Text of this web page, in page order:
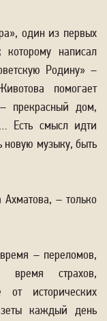
один из первых
написал
Родину» –
помогает
прекрасный дом,
Есть смысл идти
новую музыку, быть
– только
– переломов,
время страхов,
от исторических
каждый день